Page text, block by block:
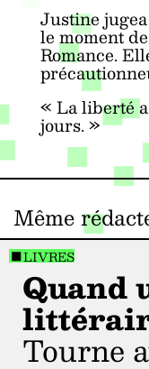
Justine jugea
le moment
Romance.
« La liberté
jours. »
Même
LIVRES
Quand
tourne